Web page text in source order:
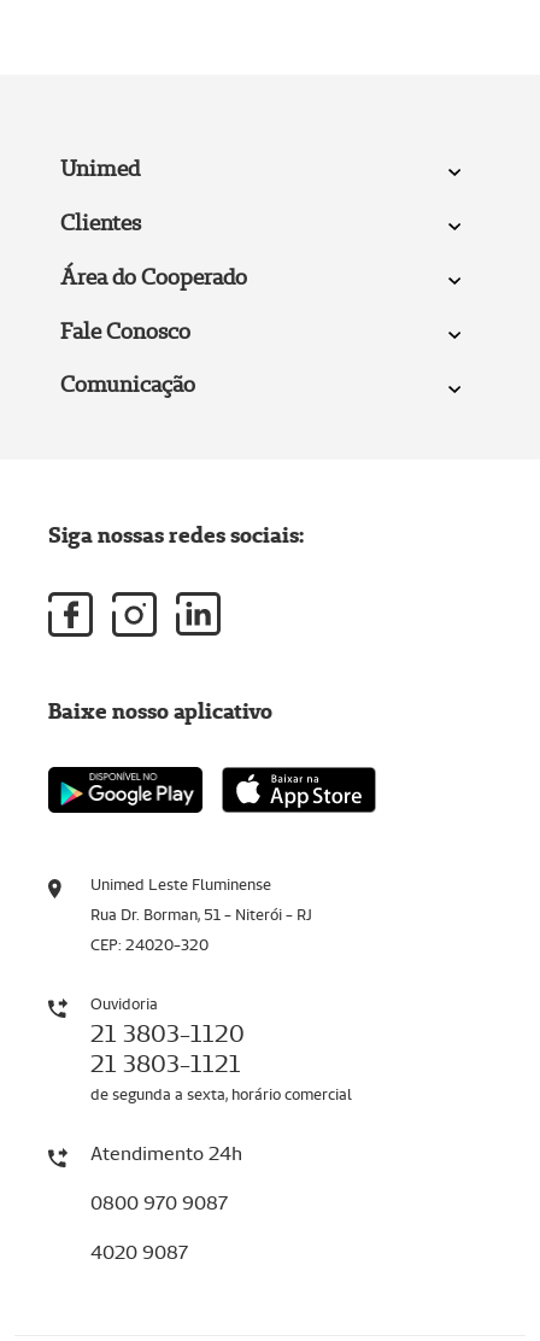
Unimed
Clientes
Área do Cooperado
Fale Conosco
Comunicação
Unimed Leste Fluminense
Rua Dr. Borman, 51 - Niterói - RJ
CEP: 24020-320
Ouvidoria
21 3803-1120
21 3803-1121
de segunda a sexta, horário comercial
Atendimento 24h
0800 970 9087
4020 9087
Siga nossas redes sociais:
Baixe nosso aplicativo